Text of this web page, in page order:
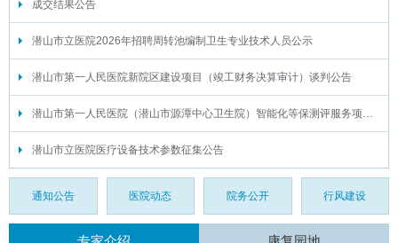
成交结果公告
潜山市立医院2026年招聘周转池编制卫生专业技术人员公示
潜山市第一人民医院新院区建设项目（竣工财务决算审计）谈判公告
潜山市第一人民医院（潜山市源潭中心卫生院）智能化等保测评服务项目谈判公告
潜山市立医院医疗设备技术参数征集公告
通知公告 医院动态 院务公开 行风建设